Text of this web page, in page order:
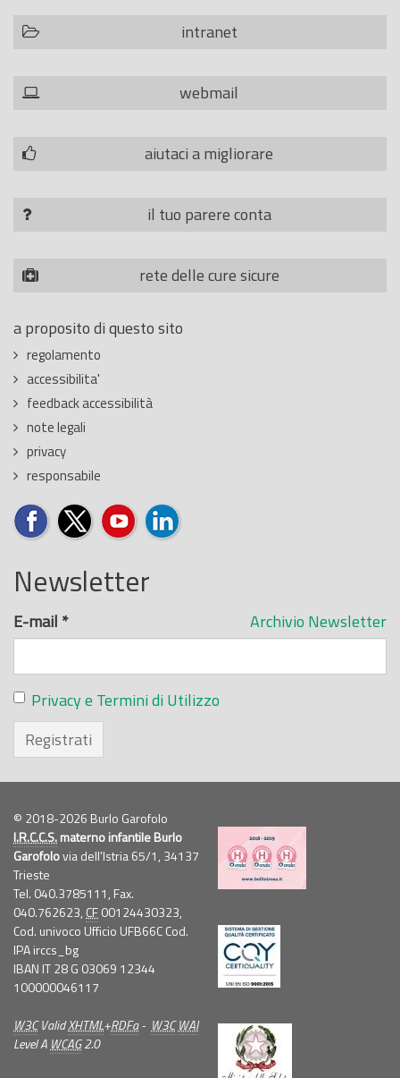
intranet
webmail
aiutaci a migliorare
il tuo parere conta
rete delle cure sicure
a proposito di questo sito
regolamento
accessibilita'
feedback accessibilità
note legali
privacy
responsabile
Newsletter
Archivio Newsletter
E-mail *
Privacy e Termini di Utilizzo
Registrati
© 2018-2026 Burlo Garofolo
I.R.C.C.S.materno infantile Burlo
Garofolovia dell'Istria 65/1, 34137
Trieste
Tel. 040.3785111, Fax.
040.762623, CF00124430323,
Cod. univoco Ufficio UFB66C Cod.
IPA irccs_bg
IBAN IT 28 G 03069 12344
100000046117
W3CValidXHTML+RDFa- W3C WAI
Level A WCAG2.0